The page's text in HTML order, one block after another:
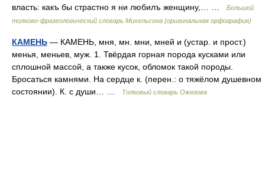
власть: какъ бы страстно я ни любилъ женщину,… …
Большой
толково-фразеологический словарь Михельсона (оригинальная орфография)
КАМЕНЬ — КАМЕНЬ, мня, мн. мни, мней и (устар. и прост.)
менья, меньев, муж. 1. Твёрдая горная порода кусками или
сплошной массой, а также кусок, обломок такой породы.
Бросаться камнями. На сердце к. (перен.: о тяжёлом душевном
состоянии). К. с души… …
Толковый словарь Ожегова